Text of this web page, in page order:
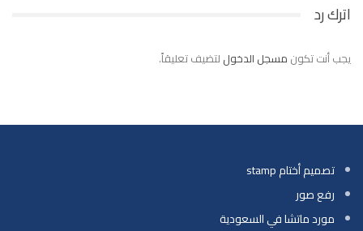
اترك رد
يجب أنت تكون مسجل الدخول لتضيف تعليقاً.
تصميم أختام stamp
رفع صور
مورد ماتشا في السعودية